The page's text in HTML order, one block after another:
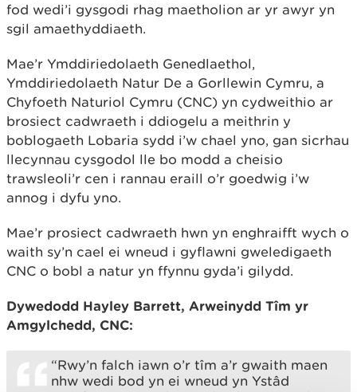
fod wedi’i gysgodi rhag maetholion ar yr awyr yn
sgil amaethyddiaeth.
Mae’r Ymddiriedolaeth Genedlaethol,
Ymddiriedolaeth Natur De a Gorllewin Cymru, a
Chyfoeth Naturiol Cymru (CNC) yn cydweithio ar
brosiect cadwraeth i ddiogelu a meithrin y
boblogaeth Lobaria sydd i’w chael yno, gan sicrhau
llecynnau cysgodol lle bo modd a cheisio
trawsleoli’r cen i rannau eraill o’r goedwig i’w
annog i dyfu yno.
Mae’r prosiect cadwraeth hwn yn enghraifft wych o
waith sy’n cael ei wneud i gyflawni gweledigaeth
CNC o bobl a natur yn ffynnu gyda’i gilydd.
Dywedodd Hayley Barrett, Arweinydd Tîm yr
Amgylchedd, CNC:
“Rwy’n falch iawn o’r tîm a’r gwaith maen
nhw wedi bod yn ei wneud yn Ystâd